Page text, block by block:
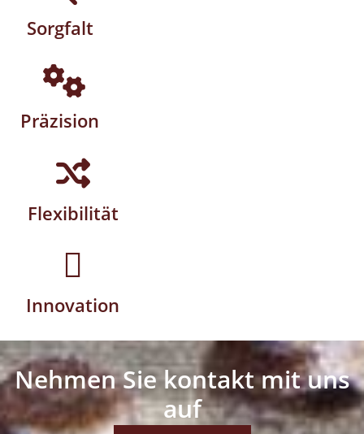
Sorgfalt
Präzision
Flexibilität
Innovation
Nehmen Sie kontakt mit uns
auf